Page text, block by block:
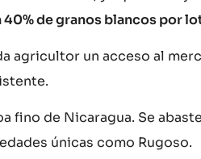
de granos blancos por
agricultor un acceso al
fino de Nicaragua. Se
únicas como Rugoso.